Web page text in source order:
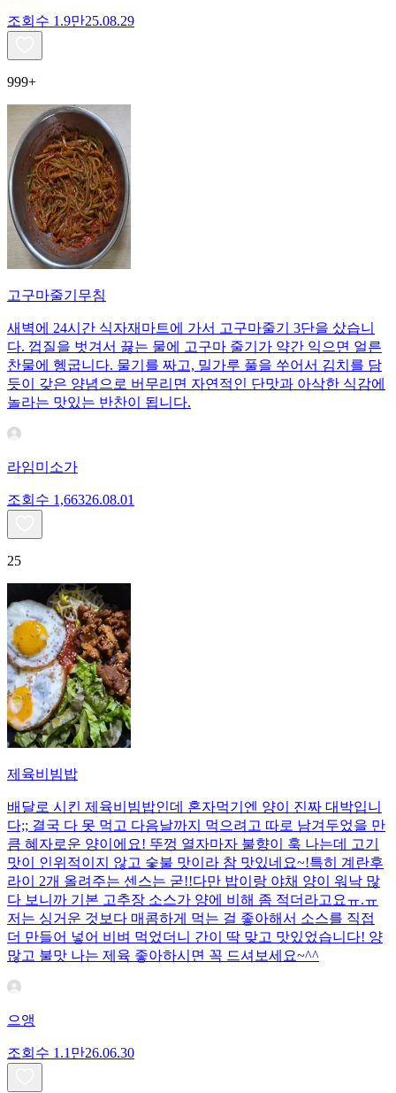
조회수 1.9만25.08.29
999+
고구마줄기무침
새벽에 24시간 식자재마트에 가서 고구마줄기 3단을 샀습니
다. 껍질을 벗겨서 끓는 물에 고구마 줄기가 약간 익으면 얼른
찬물에 헹굽니다. 물기를 짜고, 밀가루 풀을 쑤어서 김치를 담
듯이 갖은 양념으로 버무리면 자연적인 단맛과 아삭한 식감에
놀라는 맛있는 반찬이 됩니다.
라임미소가
조회수 1,66326.08.01
25
제육비빔밥
배달로 시킨 제육비빔밥인데 혼자먹기엔 양이 진짜 대박입니
다;; 결국 다 못 먹고 다음날까지 먹으려고 따로 남겨두었을 만
큼 혜자로운 양이에요! 뚜껑 열자마자 불향이 훅 나는데 고기
맛이 인위적이지 않고 숯불 맛이라 참 맛있네요~!특히 계란후
라이 2개 올려주는 센스는 굳!! ​다만 밥이랑 야채 양이 워낙 많
다 보니까 기본 고추장 소스가 양에 비해 좀 적더라고요ㅠ.ㅠ
저는 싱거운 것보다 매콤하게 먹는 걸 좋아해서 소스를 직접
더 만들어 넣어 비벼 먹었더니 간이 딱 맞고 맛있었습니다! 양
많고 불맛 나는 제육 좋아하시면 꼭 드셔보세요~^^
으앵
조회수 1.1만26.06.30